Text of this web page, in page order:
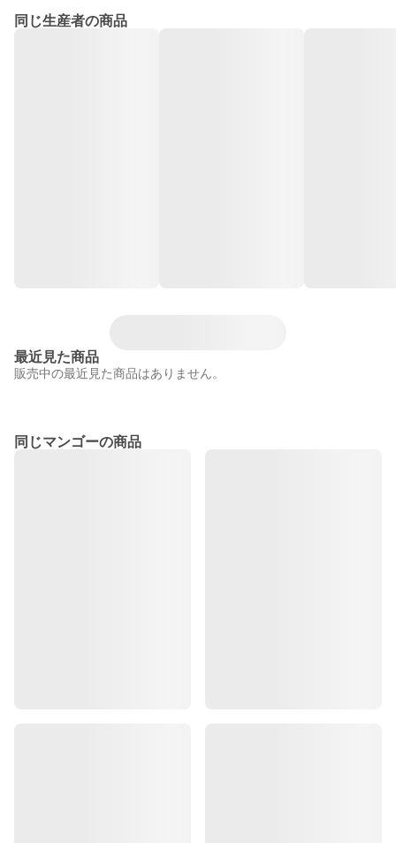
同じ生産者の商品
最近見た商品
販売中の最近見た商品はありません。
同じマンゴーの商品